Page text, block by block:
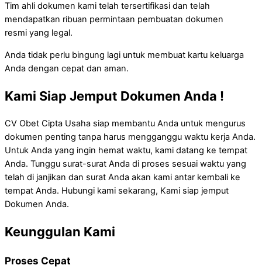
Tim ahli dokumen kami telah tersertifikasi dan telah
mendapatkan ribuan permintaan pembuatan dokumen
resmi yang legal.
Anda tidak perlu bingung lagi untuk membuat kartu keluarga
Anda dengan cepat dan aman.
Kami Siap Jemput Dokumen Anda !
CV Obet Cipta Usaha siap membantu Anda untuk mengurus
dokumen penting tanpa harus mengganggu waktu kerja Anda.
Untuk Anda yang ingin hemat waktu, kami datang ke tempat
Anda. Tunggu surat-surat Anda di proses sesuai waktu yang
telah di janjikan dan surat Anda akan kami antar kembali ke
tempat Anda. Hubungi kami sekarang, Kami siap jemput
Dokumen Anda.
Keunggulan Kami
Proses Cepat